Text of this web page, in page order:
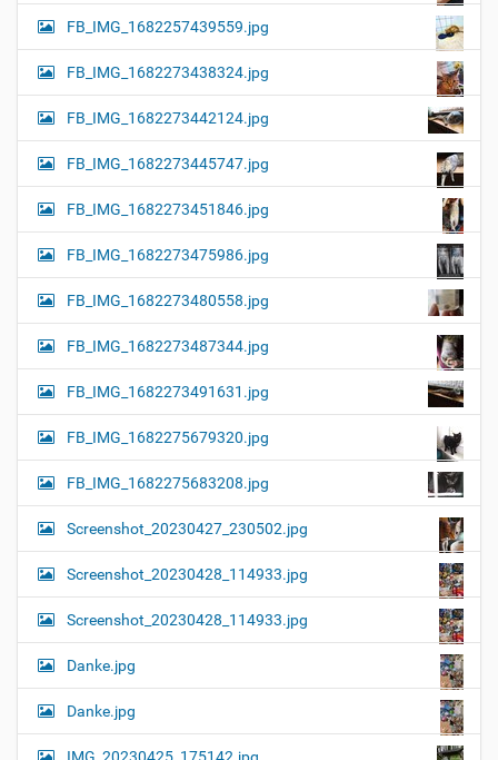
FB_IMG_1682257439559.jpg
FB_IMG_1682273438324.jpg
FB_IMG_1682273442124.jpg
FB_IMG_1682273445747.jpg
FB_IMG_1682273451846.jpg
FB_IMG_1682273475986.jpg
FB_IMG_1682273480558.jpg
FB_IMG_1682273487344.jpg
FB_IMG_1682273491631.jpg
FB_IMG_1682275679320.jpg
FB_IMG_1682275683208.jpg
Screenshot_20230427_230502.jpg
Screenshot_20230428_114933.jpg
Screenshot_20230428_114933.jpg
Danke.jpg
Danke.jpg
IMG_20230425_175142.jpg